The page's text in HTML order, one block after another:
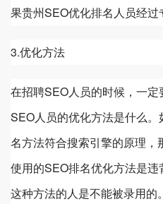
果贵州SEO优化排名人员经过
3.优化方法
在招聘SEO人员的时候，一定
SEO人员的优化方法是什么。
名方法符合搜索引擎的原理，
使用的SEO排名优化方法是
这种方法的人是不能被录用的。